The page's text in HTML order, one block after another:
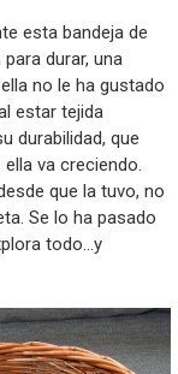
esta bandeja de
durar, una
no le ha gustado
estar tejida
durabilidad, que
va creciendo.
que la tuvo, no
Se lo ha pasado
todo...y